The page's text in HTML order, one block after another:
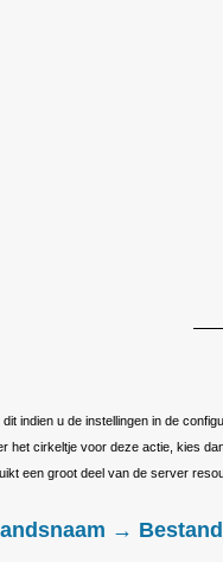
indien u de instellingen in de
het cirkeltje voor deze actie, kies
een groot deel van de server
→